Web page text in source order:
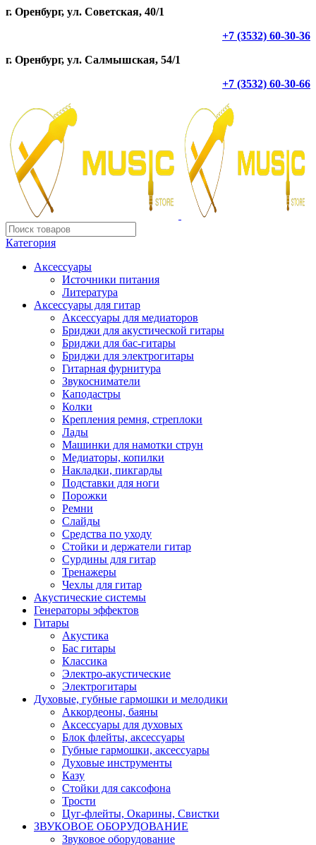
г. Оренбург, ул. Советская, 40/1
+7 (3532) 60-30-36
г. Оренбург, ул. Салмышская, 54/1
+7 (3532) 60-30-66
Категория
Аксессуары
Источники питания
Литература
Аксессуары для гитар
Аксессуары для медиаторов
Бриджи для акустической гитары
Бриджи для бас-гитары
Бриджи для электрогитары
Гитарная фурнитура
Звукосниматели
Каподастры
Колки
Крепления ремня, стреплоки
Лады
Машинки для намотки струн
Медиаторы, копилки
Накладки, пикгарды
Подставки для ноги
Порожки
Ремни
Слайды
Средства по уходу
Стойки и держатели гитар
Сурдины для гитар
Тренажеры
Чехлы для гитар
Акустические системы
Генераторы эффектов
Гитары
Акустика
Бас гитары
Классика
Электро-акустические
Электрогитары
Духовые, губные гармошки и мелодики
Аккордеоны, баяны
Аксессуары для духовых
Блок флейты, аксессуары
Губные гармошки, аксессуары
Духовые инструменты
Казу
Стойки для саксофона
Трости
Цуг-флейты, Окарины, Свистки
ЗВУКОВОЕ ОБОРУДОВАНИЕ
Звуковое оборудование